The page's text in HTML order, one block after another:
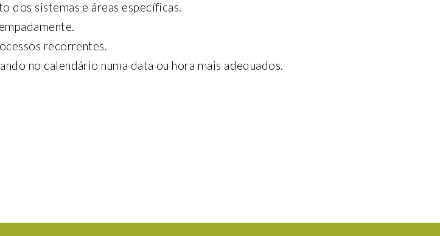
dos sistemas e áreas específicas.
recorrentes.
no calendário numa data ou hora mais adequados.